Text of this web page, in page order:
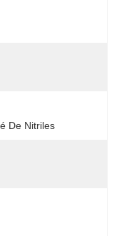
De Nitriles